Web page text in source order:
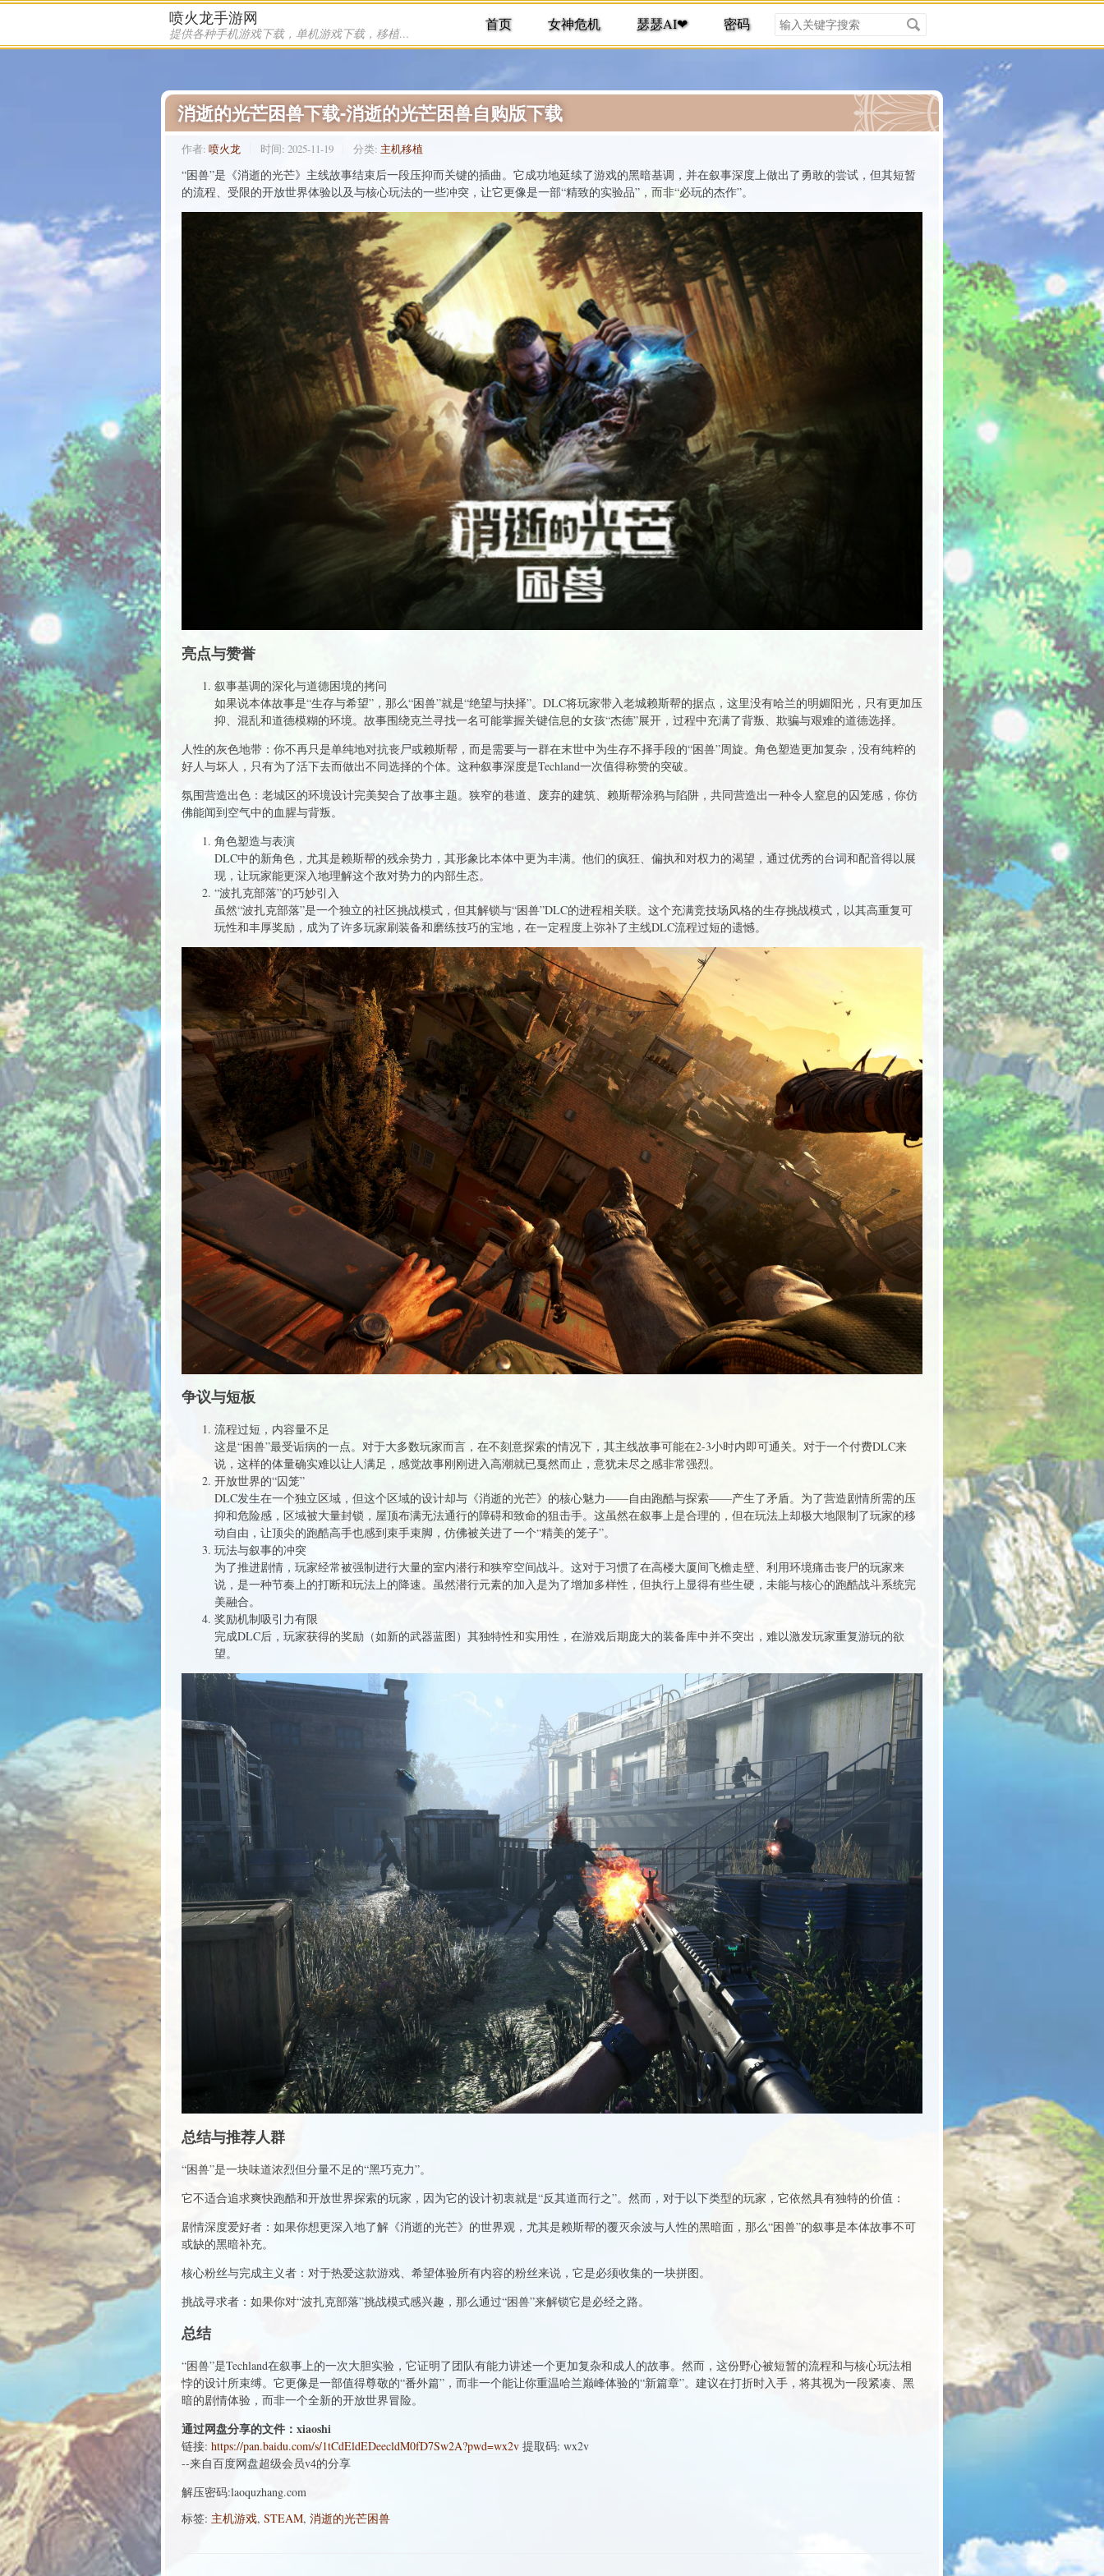
喷火龙手游网
提供各种手机游戏下载，单机游戏下载，移植游戏下载
首页 女神危机 瑟瑟AI❤ 密码
搜
索
关
消逝的光芒困兽下载-消逝的光芒困兽自购版下载
作者: 喷火龙 时间: 2025-11-19 分类: 主机移植
“困兽”是《消逝的光芒》主线故事结束后一段压抑而关键的插曲。它成功地延续了游戏的黑暗基调，并在叙事深度上做出了勇敢的尝试，但其短暂
的流程、受限的开放世界体验以及与核心玩法的一些冲突，让它更像是一部“精致的实验品”，而非“必玩的杰作”。
亮点与赞誉
叙事基调的深化与道德困境的拷问
如果说本体故事是“生存与希望”，那么“困兽”就是“绝望与抉择”。DLC将玩家带入老城赖斯帮的据点，这里没有哈兰的明媚阳光，只有更加压
抑、混乱和道德模糊的环境。故事围绕克兰寻找一名可能掌握关键信息的女孩“杰德”展开，过程中充满了背叛、欺骗与艰难的道德选择。
人性的灰色地带：你不再只是单纯地对抗丧尸或赖斯帮，而是需要与一群在末世中为生存不择手段的“困兽”周旋。角色塑造更加复杂，没有纯粹的
好人与坏人，只有为了活下去而做出不同选择的个体。这种叙事深度是Techland一次值得称赞的突破。
氛围营造出色：老城区的环境设计完美契合了故事主题。狭窄的巷道、废弃的建筑、赖斯帮涂鸦与陷阱，共同营造出一种令人窒息的囚笼感，你仿
佛能闻到空气中的血腥与背叛。
角色塑造与表演
DLC中的新角色，尤其是赖斯帮的残余势力，其形象比本体中更为丰满。他们的疯狂、偏执和对权力的渴望，通过优秀的台词和配音得以展
现，让玩家能更深入地理解这个敌对势力的内部生态。
“波扎克部落”的巧妙引入
虽然“波扎克部落”是一个独立的社区挑战模式，但其解锁与“困兽”DLC的进程相关联。这个充满竞技场风格的生存挑战模式，以其高重复可
玩性和丰厚奖励，成为了许多玩家刷装备和磨练技巧的宝地，在一定程度上弥补了主线DLC流程过短的遗憾。
争议与短板
流程过短，内容量不足
这是“困兽”最受诟病的一点。对于大多数玩家而言，在不刻意探索的情况下，其主线故事可能在2-3小时内即可通关。对于一个付费DLC来
说，这样的体量确实难以让人满足，感觉故事刚刚进入高潮就已戛然而止，意犹未尽之感非常强烈。
开放世界的“囚笼”
DLC发生在一个独立区域，但这个区域的设计却与《消逝的光芒》的核心魅力——自由跑酷与探索——产生了矛盾。为了营造剧情所需的压
抑和危险感，区域被大量封锁，屋顶布满无法通行的障碍和致命的狙击手。这虽然在叙事上是合理的，但在玩法上却极大地限制了玩家的移
动自由，让顶尖的跑酷高手也感到束手束脚，仿佛被关进了一个“精美的笼子”。
玩法与叙事的冲突
为了推进剧情，玩家经常被强制进行大量的室内潜行和狭窄空间战斗。这对于习惯了在高楼大厦间飞檐走壁、利用环境痛击丧尸的玩家来
说，是一种节奏上的打断和玩法上的降速。虽然潜行元素的加入是为了增加多样性，但执行上显得有些生硬，未能与核心的跑酷战斗系统完
美融合。
奖励机制吸引力有限
完成DLC后，玩家获得的奖励（如新的武器蓝图）其独特性和实用性，在游戏后期庞大的装备库中并不突出，难以激发玩家重复游玩的欲
望。
总结与推荐人群
“困兽”是一块味道浓烈但分量不足的“黑巧克力”。
它不适合追求爽快跑酷和开放世界探索的玩家，因为它的设计初衷就是“反其道而行之”。然而，对于以下类型的玩家，它依然具有独特的价值：
剧情深度爱好者：如果你想更深入地了解《消逝的光芒》的世界观，尤其是赖斯帮的覆灭余波与人性的黑暗面，那么“困兽”的叙事是本体故事不可
或缺的黑暗补充。
核心粉丝与完成主义者：对于热爱这款游戏、希望体验所有内容的粉丝来说，它是必须收集的一块拼图。
挑战寻求者：如果你对“波扎克部落”挑战模式感兴趣，那么通过“困兽”来解锁它是必经之路。
总结
“困兽”是Techland在叙事上的一次大胆实验，它证明了团队有能力讲述一个更加复杂和成人的故事。然而，这份野心被短暂的流程和与核心玩法相
悖的设计所束缚。它更像是一部值得尊敬的“番外篇”，而非一个能让你重温哈兰巅峰体验的“新篇章”。建议在打折时入手，将其视为一段紧凑、黑
暗的剧情体验，而非一个全新的开放世界冒险。
通过网盘分享的文件：xiaoshi
链接: https://pan.baidu.com/s/1tCdEldEDeecldM0fD7Sw2A?pwd=wx2v 提取码: wx2v
--来自百度网盘超级会员v4的分享
解压密码:laoquzhang.com
标签: 主机游戏, STEAM, 消逝的光芒困兽